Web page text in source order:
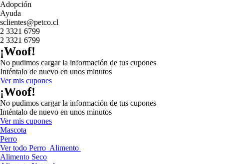
Adopción
Ayuda
sclientes@petco.cl
2 3321 6799
2 3321 6799
¡Woof!
No pudimos cargar la información de tus cupones
Inténtalo de nuevo en unos minutos
Ver mis cupones
¡Woof!
No pudimos cargar la información de tus cupones
Inténtalo de nuevo en unos minutos
Ver mis cupones
Mascota
Perro
Ver todo Perro Alimento
Alimento Seco